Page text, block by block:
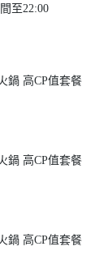
至22:00
高CP值套餐
高CP值套餐
高CP值套餐